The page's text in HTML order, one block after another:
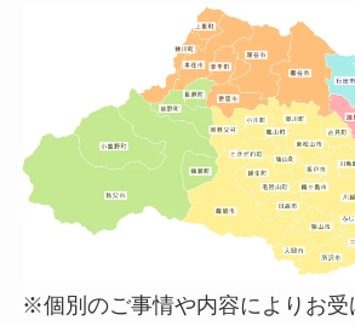
※個別のご事情や内容によりお受